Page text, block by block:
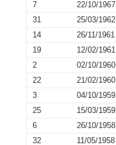
7
22/10/1967
31
25/03/1962
14
26/11/1961
19
12/02/1961
2
02/10/1960
22
21/02/1960
3
04/10/1959
25
15/03/1959
6
26/10/1958
32
11/05/1958